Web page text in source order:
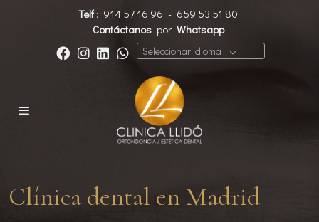
Telf.: 914 57 16 96 - 659 53 51 80
Contáctanos por Whatsapp
Seleccionar idioma
Clínica dental en Madrid